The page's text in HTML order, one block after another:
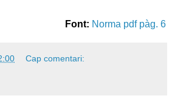
Font: Norma pdf pàg. 6
Cap comentari: